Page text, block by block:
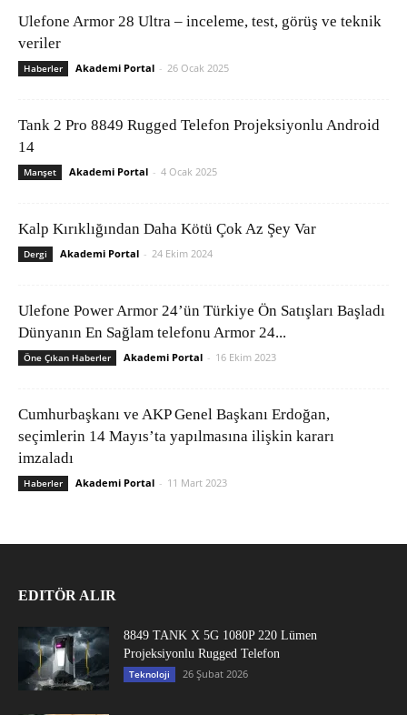
Ulefone Armor 28 Ultra – inceleme, test, görüş ve teknik
veriler
Haberler Akademi Portal - 26 Ocak 2025
Tank 2 Pro 8849 Rugged Telefon Projeksiyonlu Android
14
Manşet Akademi Portal - 4 Ocak 2025
Kalp Kırıklığından Daha Kötü Çok Az Şey Var
Dergi Akademi Portal - 24 Ekim 2024
Ulefone Power Armor 24’ün Türkiye Ön Satışları Başladı
Dünyanın En Sağlam telefonu Armor 24...
Öne Çıkan Haberler Akademi Portal - 16 Ekim 2023
Cumhurbaşkanı ve AKP Genel Başkanı Erdoğan,
seçimlerin 14 Mayıs’ta yapılmasına ilişkin kararı
imzaladı
Haberler Akademi Portal - 11 Mart 2023
EDITÖR ALIR
8849 TANK X 5G 1080P 220 Lümen
Projeksiyonlu Rugged Telefon
Teknoloji 26 Şubat 2026